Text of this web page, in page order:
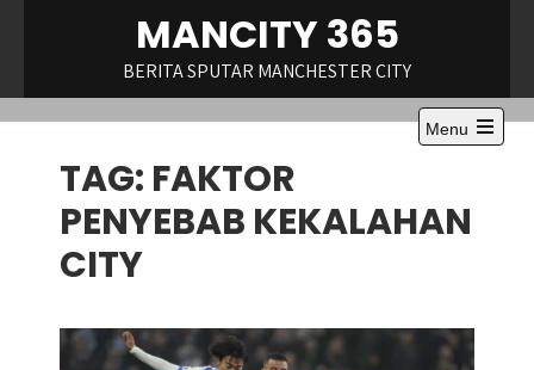
MANCITY 365
BERITA SPUTAR MANCHESTER CITY
Menu
Open
TAG: FAKTOR
PENYEBAB KEKALAHAN
CITY